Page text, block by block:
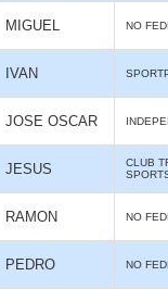
MIGUEL NO
IVAN
JOSE OSCAR
JESUS
CLUB
RAMON NO
PEDRO NO